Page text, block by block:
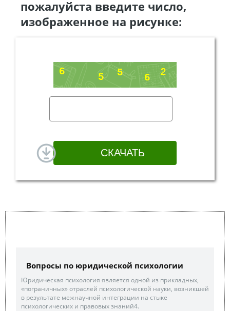
пожалуйста введите число,
изображенное на рисунке:
Вопросы по юридической психологии
Юридическая психология является одной из прикладных,
«пограничных» отраслей психологической науки, возникшей
в результате межнаучной интеграции на стыке
психологических и правовых знаний4.